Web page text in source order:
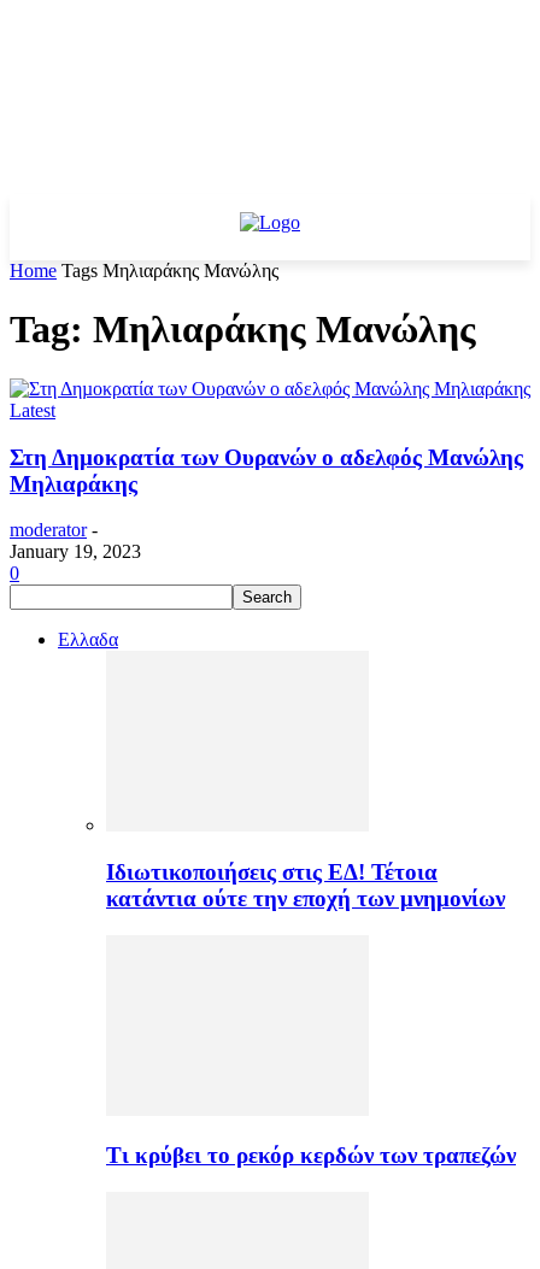
Home Tags Μηλιαράκης Μανώλης
Tag: Μηλιαράκης Μανώλης
Latest
Στη Δηµοκρατία των Oυρανών ο αδελφός Μανώλης
Μηλιαράκης
moderator -
January 19, 2023
0
Ελλαδα
Ιδιωτικοποιήσεις στις ΕΔ! Τέτοια
κατάντια ούτε την εποχή των μνημονίων
Τι κρύβει το ρεκόρ κερδών των τραπεζών